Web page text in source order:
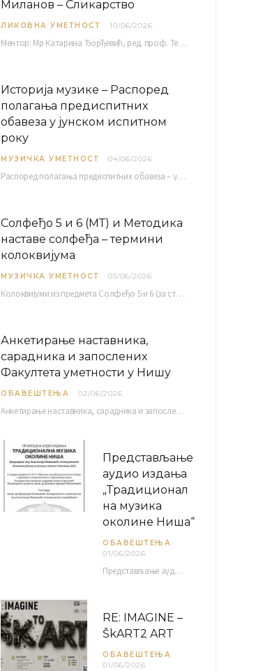
Миланов – Сликарство
ЛИКОВНА УМЕТНОСТ 10/06/2026
Ментор: Мр Катарина Ђорђевић, ред. проф. Тема: Монолог емоција Среда, 17. 06. 2026. у 15:30 сати Сала бр. 12 Факултета уметности у Нишу, Кнегиње…
Историја музике – Распоред
полагања предиспитних
обавеза у јунском испитном
року
МУЗИЧКА УМЕТНОСТ 04/06/2026
Распоред полагaња предиспитних обавеза – усменог колоквијума и теста из слушања музике – објављен је…
Солфеђо 5 и 6 (МТ) и Методика
наставе солфеђа – термини
колоквијума
МУЗИЧКА УМЕТНОСТ 03/06/2026
Колоквијуми из предмета Солфеђо 5 и 6 (за студенте студијског програма Музичка теорија) и Методика…
Анкетирање наставника,
сарадника и запослених
Факултета уметности у Нишу
ОБАВЕШТЕЊА 02/06/2026
Анкетирање наставника, сарадника и запослених Факултета уметности у Нишу ради сачињавања Извештаја о самовредновању биће…
Представљање
аудио издања
„Традиционал
на музика
околине Ниша“
ОБАВЕШТЕЊА
01/06/2026
Представљање аудио издања “Традиционална музика околине Ниша” организује се у оквиру пројекта О-10-17 Музичко наслеђе…
RE: IMAGINE –
ŠkART2 ART
ОБАВЕШТЕЊА
01/06/2026